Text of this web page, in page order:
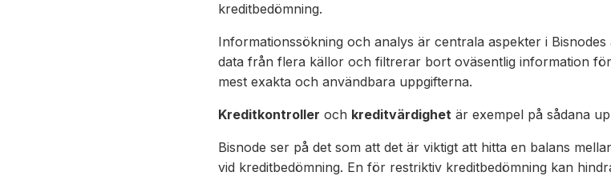
kreditbedömning.
Informationssökning och analys är centrala aspekter i
data från flera källor och filtrerar bort oväsentlig information
mest exakta och användbara uppgifterna.
Kreditkontroller och kreditvärdighet är exempel på sådana
Bisnode ser på det som att det är viktigt att hitta en balans
vid kreditbedömning. En för restriktiv kreditbedömning kan